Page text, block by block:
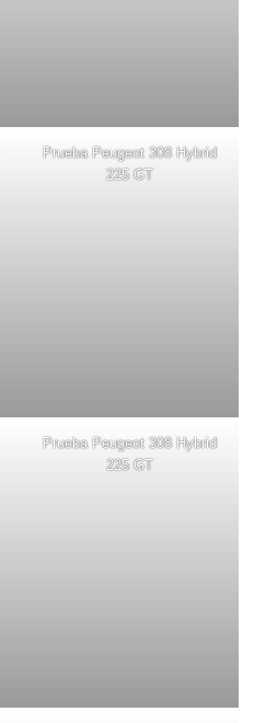
Prueba Peugeot 308 Hybrid
225 GT
Prueba Peugeot 308 Hybrid
225 GT